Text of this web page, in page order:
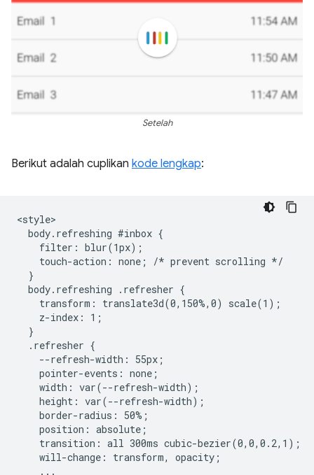
Setelah
Berikut adalah cuplikan kode lengkap:
<style>
  body.refreshing #inbox {
    filter: blur(1px);
    touch-action: none; /* prevent scrolling */
  }
  body.refreshing .refresher {
    transform: translate3d(0,150%,0) scale(1);
    z-index: 1;
  }
  .refresher {
    --refresh-width: 55px;
    pointer-events: none;
    width: var(--refresh-width);
    height: var(--refresh-width);
    border-radius: 50%;
    position: absolute;
    transition: all 300ms cubic-bezier(0,0,0.2,1);
    will-change: transform, opacity;
    ...